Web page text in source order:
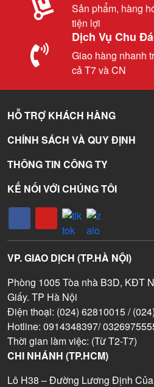
Sản phẩm, hàng
tiện lợi
Dịch Vụ Chu
Giao hàng nhanh
cả T7 và CN
HỖ TRỢ KHÁCH HÀNG
CHÍNH SÁCH VÀ QUY ĐỊNH
THÔNG TIN CÔNG TY
KẾ NỐI VỚI CHÚNG TÔI
VP. GIAO DỊCH (TP.HÀ NỘI)
Phòng 1005 Tòa nhà B3D, KĐT
Giấy. TP Hà Nội
Điện thoại: (024) 62810015 /
Hotline: 0914348397/
Thời gian làm việc: (Từ T2-T7)
CHI NHÁNH (TP.HCM)
Lô H38 – Đường Lương Định